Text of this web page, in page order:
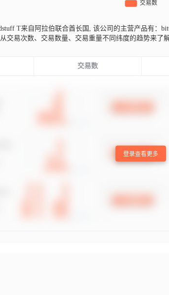
T来自阿拉伯联合酋长国, 该公司的主营产品有：
交易次数、交易数量、交易重量不同纬度的趋势来了
交易数
登录查看更多